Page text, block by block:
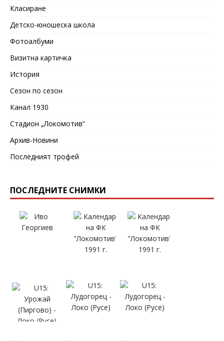
Класиране
Детско-юношеска школа
Фотоалбуми
Визитна картичка
История
Сезон по сезон
Канал 1930
Стадион „Локомотив“
Архив-Новини
Последният трофей
ПОСЛЕДНИТЕ СНИМКИ